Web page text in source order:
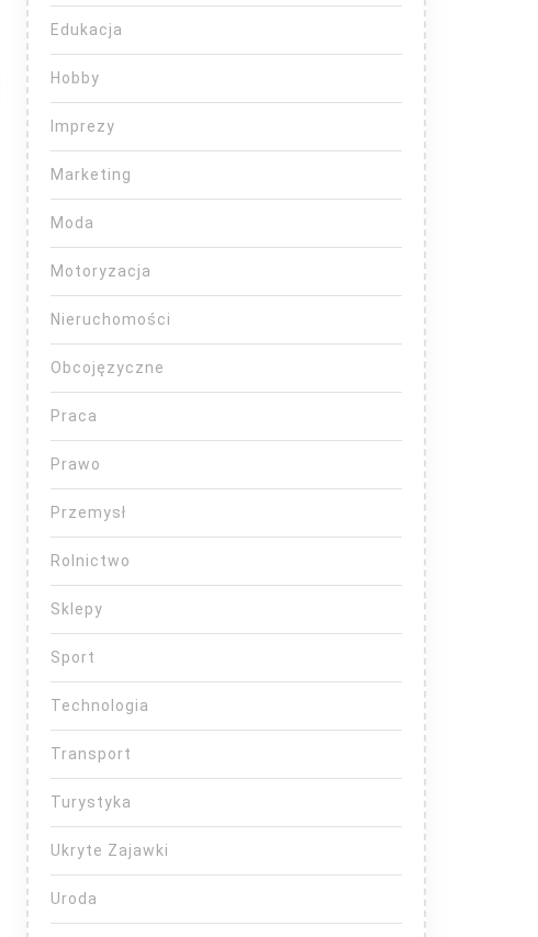
Edukacja
Hobby
Imprezy
Marketing
Moda
Motoryzacja
Nieruchomości
Obcojęzyczne
Praca
Prawo
Przemysł
Rolnictwo
Sklepy
Sport
Technologia
Transport
Turystyka
Ukryte Zajawki
Uroda